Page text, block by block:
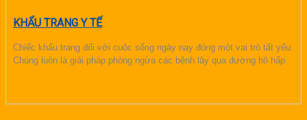
KHẨU TRANG Y TẾ
Chiếc khẩu trang đối với cuộc sống ngày nay đóng một vai trò tất yếu.
Chúng luôn là giải pháp phòng ngừa các bệnh lây qua đường hô hấp